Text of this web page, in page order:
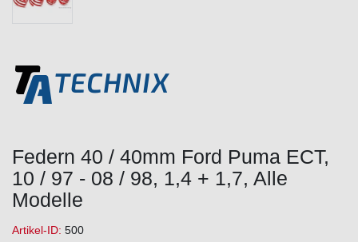
Federn 40 / 40mm Ford Puma ECT,
10 / 97 - 08 / 98, 1,4 + 1,7, Alle
Modelle
Artikel-ID: 500